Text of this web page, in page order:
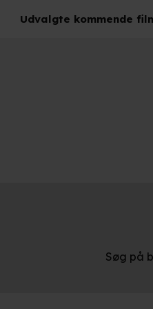
Udvalgte kommende
Søg på